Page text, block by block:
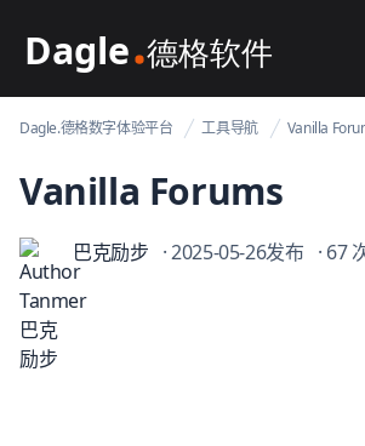
Dagle@数字体验管理
Dagle.德格数字体验平台 工具导航 Vanilla
Vanilla Forums
巴克励步 · 2025-05-26发布 · 67